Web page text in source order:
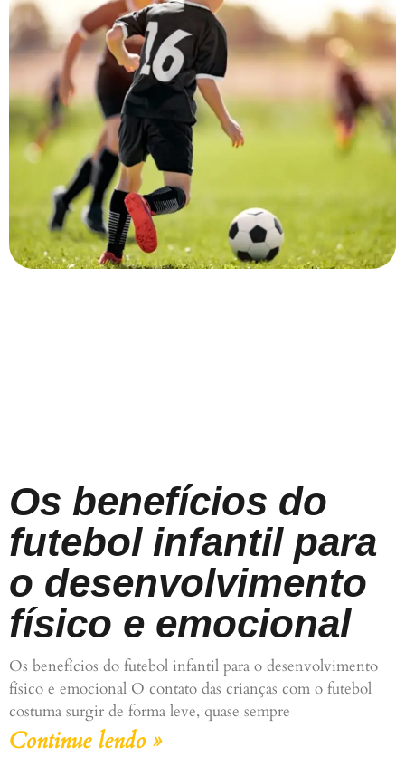
Os benefícios do
futebol infantil para
o desenvolvimento
físico e emocional
Os benefícios do futebol infantil para o desenvolvimento
físico e emocional O contato das crianças com o futebol
costuma surgir de forma leve, quase sempre
Continue lendo »